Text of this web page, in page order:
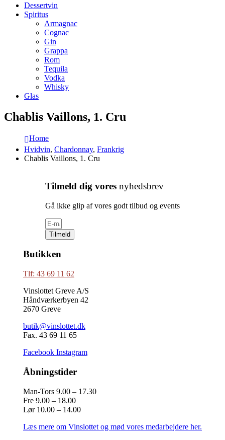
Dessertvin
Spiritus
Armagnac
Cognac
Gin
Grappa
Rom
Tequila
Vodka
Whisky
Glas
Chablis Vaillons, 1. Cru
Home
Hvidvin, Chardonnay, Frankrig
Chablis Vaillons, 1. Cru
Tilmeld dig vores nyhedsbrev
Gå ikke glip af vores godt tilbud og events
Tilmeld
Butikken
Tlf: 43 69 11 62
Vinslottet Greve A/S
Håndværkerbyen 42
2670 Greve
butik@vinslottet.dk
Fax. 43 69 11 65
Facebook Instagram
Åbningstider
Man-Tors 9.00 – 17.30
Fre 9.00 – 18.00
Lør 10.00 – 14.00
Læs mere om Vinslottet og mød vores medarbejdere her.